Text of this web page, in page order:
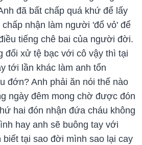
đã bất chấp quá khứ để lấy
nhận làm người 'đổ vỏ' để
tiếng chê bai của người đời.
đối xử tệ bạc với cô vậy thì tại
tới lần khác làm anh tổn
đớn? Anh phải ăn nói thế nào
ngày đêm mong chờ được đón
hai đón nhận đứa cháu không
hay anh sẽ buông tay với
biết tại sao đời mình sao lại cay